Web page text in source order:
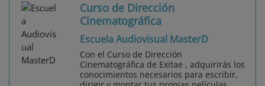
Curso de Dirección
Cinematográfica
Escuela Audiovisual MasterD
Con el Curso de Dirección
Cinematográfica de Exitae , adquirirás los
conocimientos necesarios para escribir,